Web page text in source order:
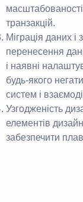
транзакцій.
Міграція даних
перенесення
і наявні
будь-якого
систем і
Узгодженість
елементів
забезпечити